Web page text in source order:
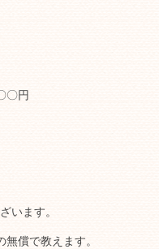
〇円
います。
償で教えます。